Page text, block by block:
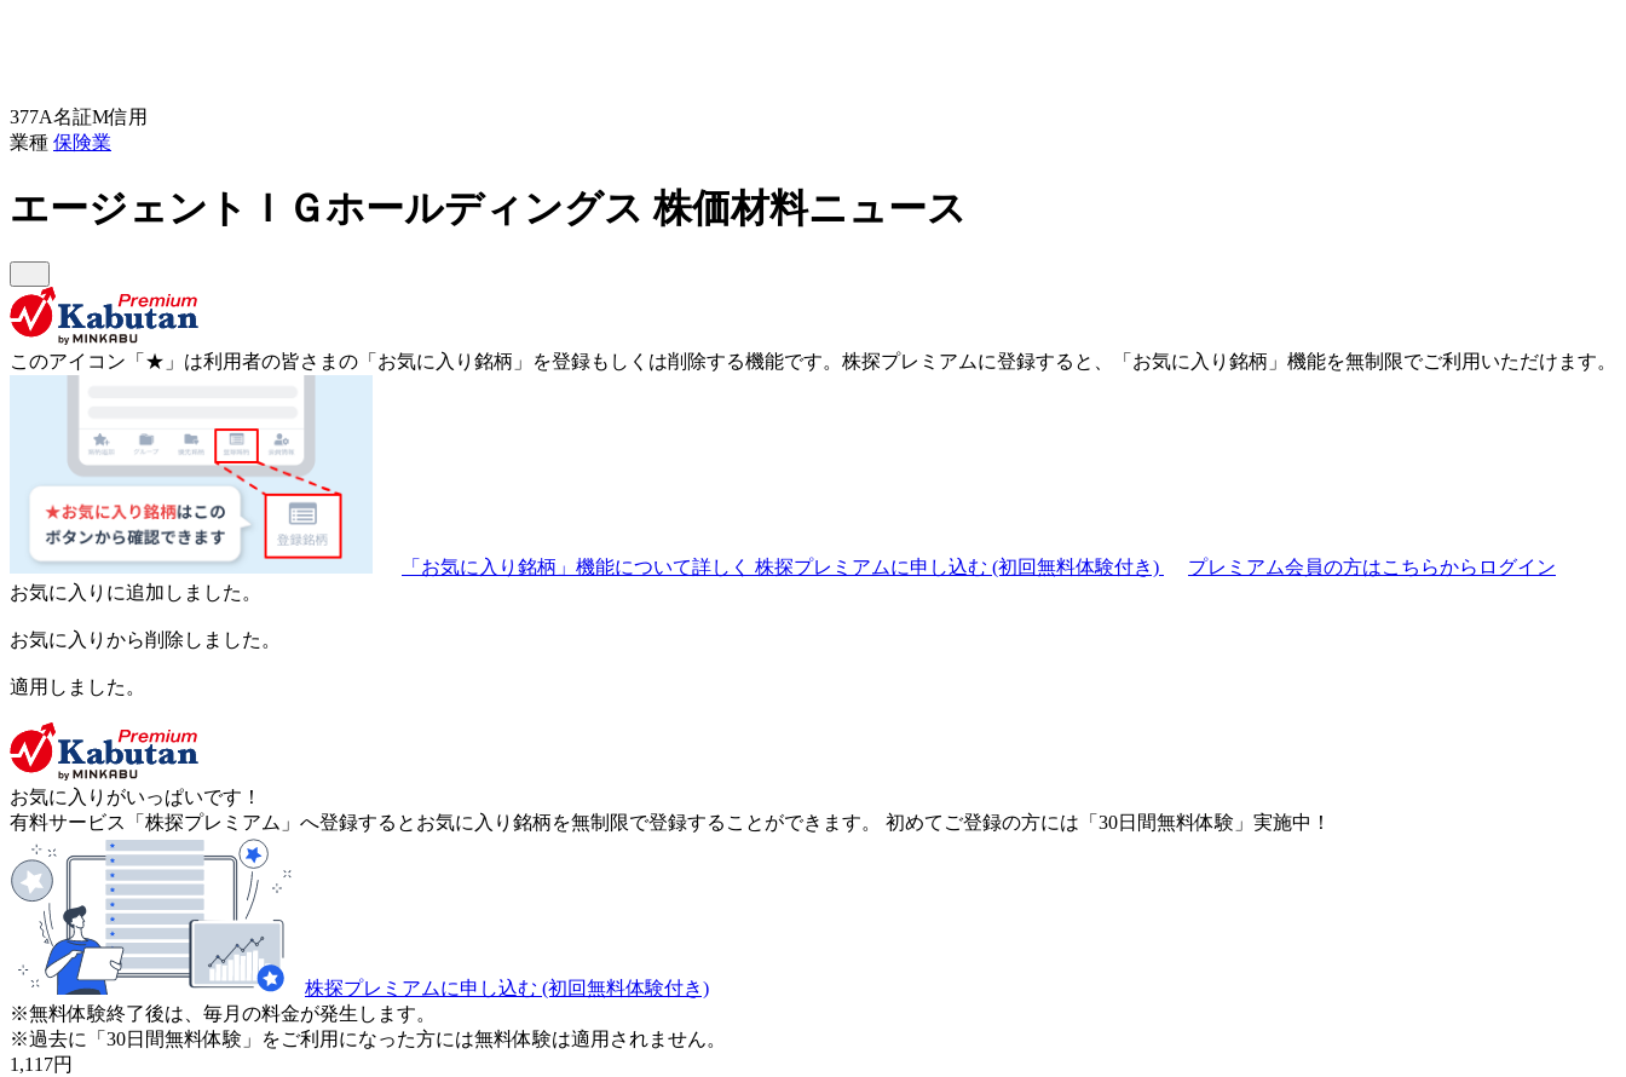
377A名証M信用
業種 保険業
エージェントＩＧホールディングス株価材料ニュース
このアイコン 「★」 は利用者の皆さまの 「お気に入り銘柄」を登録もしくは削除する機能です。 株探プレミアムに登録すると、「お気に入り銘柄」機能を無制限でご利用いただけます。
「お気に入り銘柄」機能について詳しく 株探プレミアムに申し込む (初回無料体験付き)
プレミアム会員の方はこちらからログイン
お気に入りに追加しました。
お気に入りから削除しました。
適用しました。
お気に入りがいっぱいです！
有料サービス「株探プレミアム」へ登録するとお気に入り銘柄を無制限で登録することができます。 初めてご登録の方には「30日間無料体験」実施中！
株探プレミアムに申し込む (初回無料体験付き)
※無料体験終了後は、毎月の料金が発生します。
※過去に「30日間無料体験」をご利用になった方には無料体験は適用されません。
1,117円